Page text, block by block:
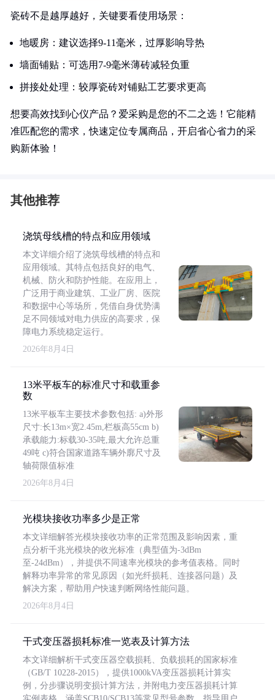
瓷砖不是越厚越好，关键要看使用场景：
地暖房：建议选择9-11毫米，过厚影响导热
墙面铺贴：可选用7-9毫米薄砖减轻负重
拼接处处理：较厚瓷砖对铺贴工艺要求更高
想要高效找到心仪产品？爱采购是您的不二之选！它能精
准匹配您的需求，快速定位专属商品，开启省心省力的采
购新体验！
其他推荐
浇筑母线槽的特点和应用领域
本文详细介绍了浇筑母线槽的特点和
应用领域。其特点包括良好的电气、
机械、防火和防护性能。在应用上，
广泛用于商业建筑、工业厂房、医院
和数据中心等场所，凭借自身优势满
足不同领域对电力供应的高要求，保
障电力系统稳定运行。
2026年8月4日
13米平板车的标准尺寸和载重参
数
13米平板车主要技术参数包括: a)外形
尺寸:长13m×宽2.45m,栏板高55cm b)
承载能力:标载30-35吨,最大允许总重
49吨 c)符合国家道路车辆外廓尺寸及
轴荷限值标准
2026年8月4日
光模块接收功率多少是正常
本文详细解答光模块接收功率的正常范围及影响因素，重
点分析千兆光模块的收光标准（典型值为-3dBm
至-24dBm），并提供不同速率光模块的参考值表格。同时
解释功率异常的常见原因（如光纤损耗、连接器问题）及
解决方案，帮助用户快速判断网络性能问题。
2026年8月4日
干式变压器损耗标准一览表及计算方法
本文详细解析干式变压器空载损耗、负载损耗的国家标准
（GB/T 10228-2015），提供1000kVA变压器损耗计算实
例，分步骤说明变损计算方法，并附电力变压器损耗计算